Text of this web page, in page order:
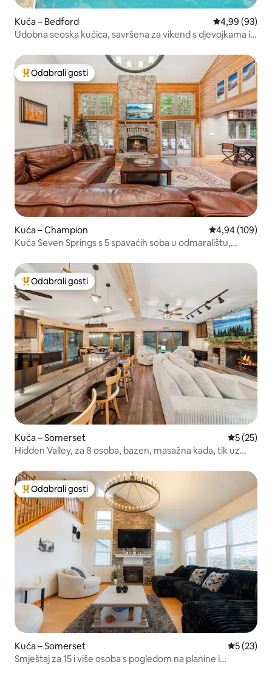
Kuća – Bedford Prosječna
4,99 (93)
Udobna seoska kućica, savršena za vikend s djevojkama ili
Među najviše rangiranima s oznakom „Odabrali gosti”
Odabrali gosti
Kuća – Champion Prosječna
4,94 (109)
Kuća Seven Springs s 5 spavaćih soba u odmaralištu,
Među najviše rangiranima s oznakom „Odabrali gosti”
Odabrali gosti
Kuća – Somerset Prosječna
5 (25)
Hidden Valley, za 8 osoba, bazen, masažna kada, tik uz
Među najviše rangiranima s oznakom „Odabrali gosti”
Odabrali gosti
Kuća – Somerset Prosječna
5 (23)
Smještaj za 15 i više osoba s pogledom na planine i